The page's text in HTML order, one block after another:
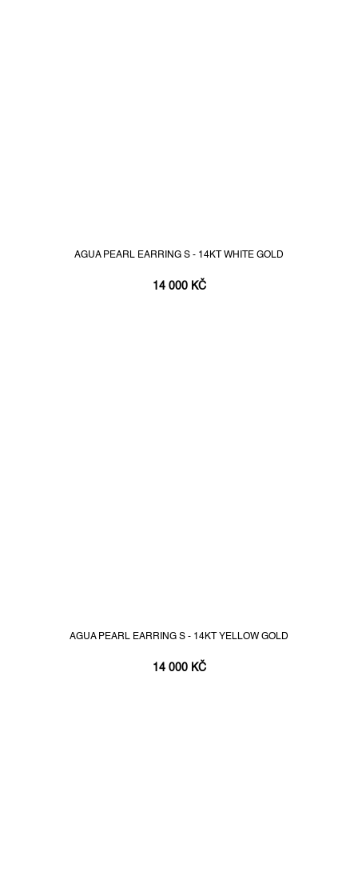
AGUA PEARL EARRING S - 14KT WHITE GOLD
14 000 KČ
AGUA PEARL EARRING S - 14KT YELLOW GOLD
14 000 KČ